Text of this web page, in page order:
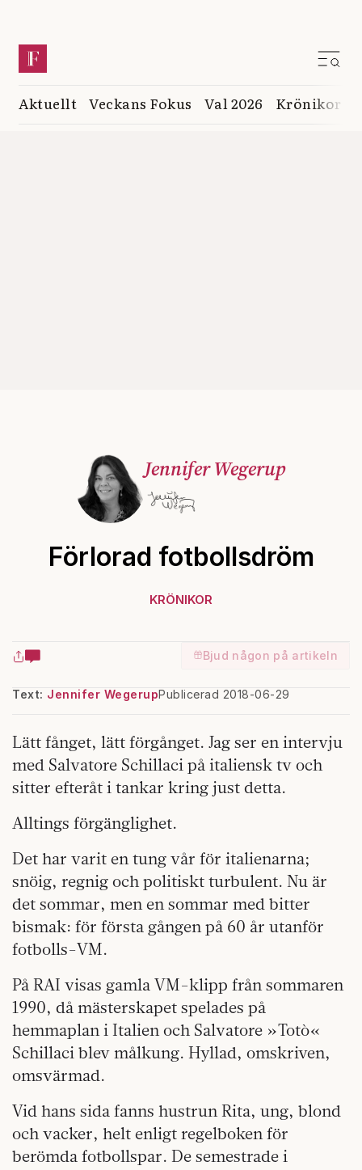
Aktuellt Veckans Fokus Val 2026 Krönikor
Jennifer Wegerup
Förlorad fotbollsdröm
KRÖNIKOR
Bjud någon på artikeln
Text: Jennifer WegerupPublicerad 2018-06-29
Lätt fånget, lätt förgånget. Jag ser en intervju
med Salvatore Schillaci på italiensk tv och
sitter efteråt i tankar kring just detta.
Alltings förgänglighet.
Det har varit en tung vår för italienarna;
snöig, regnig och politiskt turbulent. Nu är
det sommar, men en sommar med bitter
bismak: för första gången på 60 år utanför
fotbolls-VM.
På RAI visas gamla VM-klipp från sommaren
1990, då mästerskapet spelades på
hemmaplan i Italien och Salvatore »Totò«
Schillaci blev målkung. Hyllad, omskriven,
omsvärmad.
Vid hans sida fanns hustrun Rita, ung, blond
och vacker, helt enligt regelboken för
berömda fotbollspar. De semestrade i